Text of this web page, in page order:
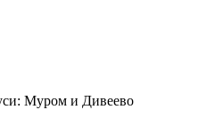
Муром и Дивеево